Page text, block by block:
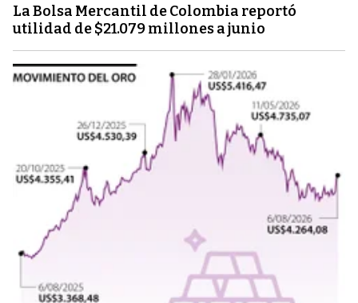
La Bolsa Mercantil de Colombia reportó
utilidad de $21.079 millones a junio